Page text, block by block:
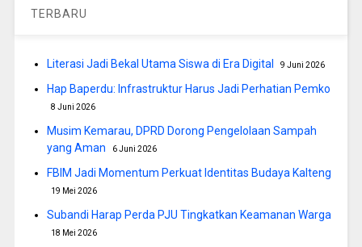
TERBARU
Literasi Jadi Bekal Utama Siswa di Era Digital 9 Juni 2026
Hap Baperdu: Infrastruktur Harus Jadi Perhatian Pemko
8 Juni 2026
Musim Kemarau, DPRD Dorong Pengelolaan Sampah
yang Aman
6 Juni 2026
FBIM Jadi Momentum Perkuat Identitas Budaya Kalteng
19 Mei 2026
Subandi Harap Perda PJU Tingkatkan Keamanan Warga
18 Mei 2026